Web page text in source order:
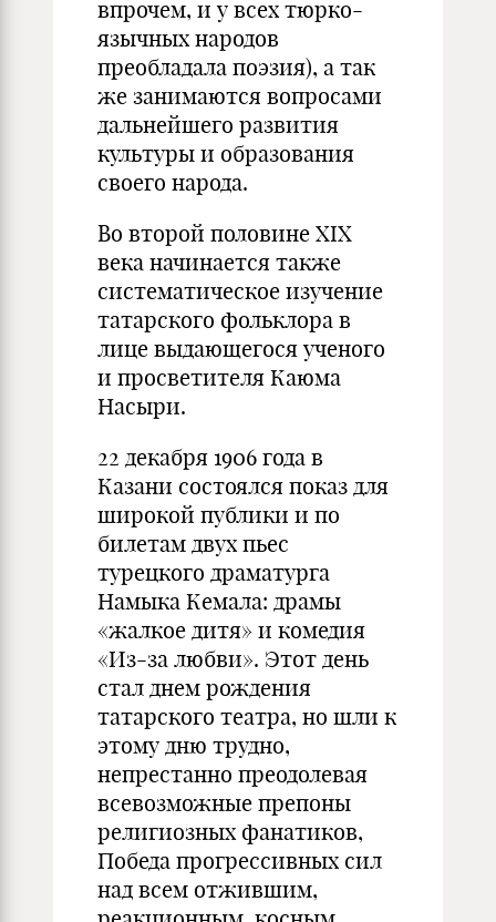
впрочем, и у всех тюрко-
язычных народов
преобладала поэзия), а так
же занимаются вопросами
дальнейшего развития
культуры и образования
своего народа.
Во второй половине XIX
века начинается также
систематическое изучение
татарского фольклора в
лице выдающегося ученого
и просветителя Каюма
Насыри.
22 декабря 1906 года в
Казани состоялся показ для
широкой публики и по
билетам двух пьес
турецкого драматурга
Намыка Кемала: драмы
«жалкое дитя» и комедия
«Из-за любви». Этот день
стал днем рождения
татарского театра, но шли к
этому дню трудно,
непрестанно преодолевая
всевозможные препоны
религиозных фанатиков,
Победа прогрессивных сил
над всем отжившим,